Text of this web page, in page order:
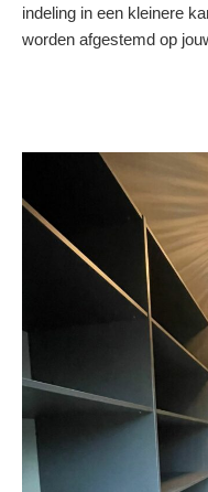
indeling in een kleinere
worden afgestemd op